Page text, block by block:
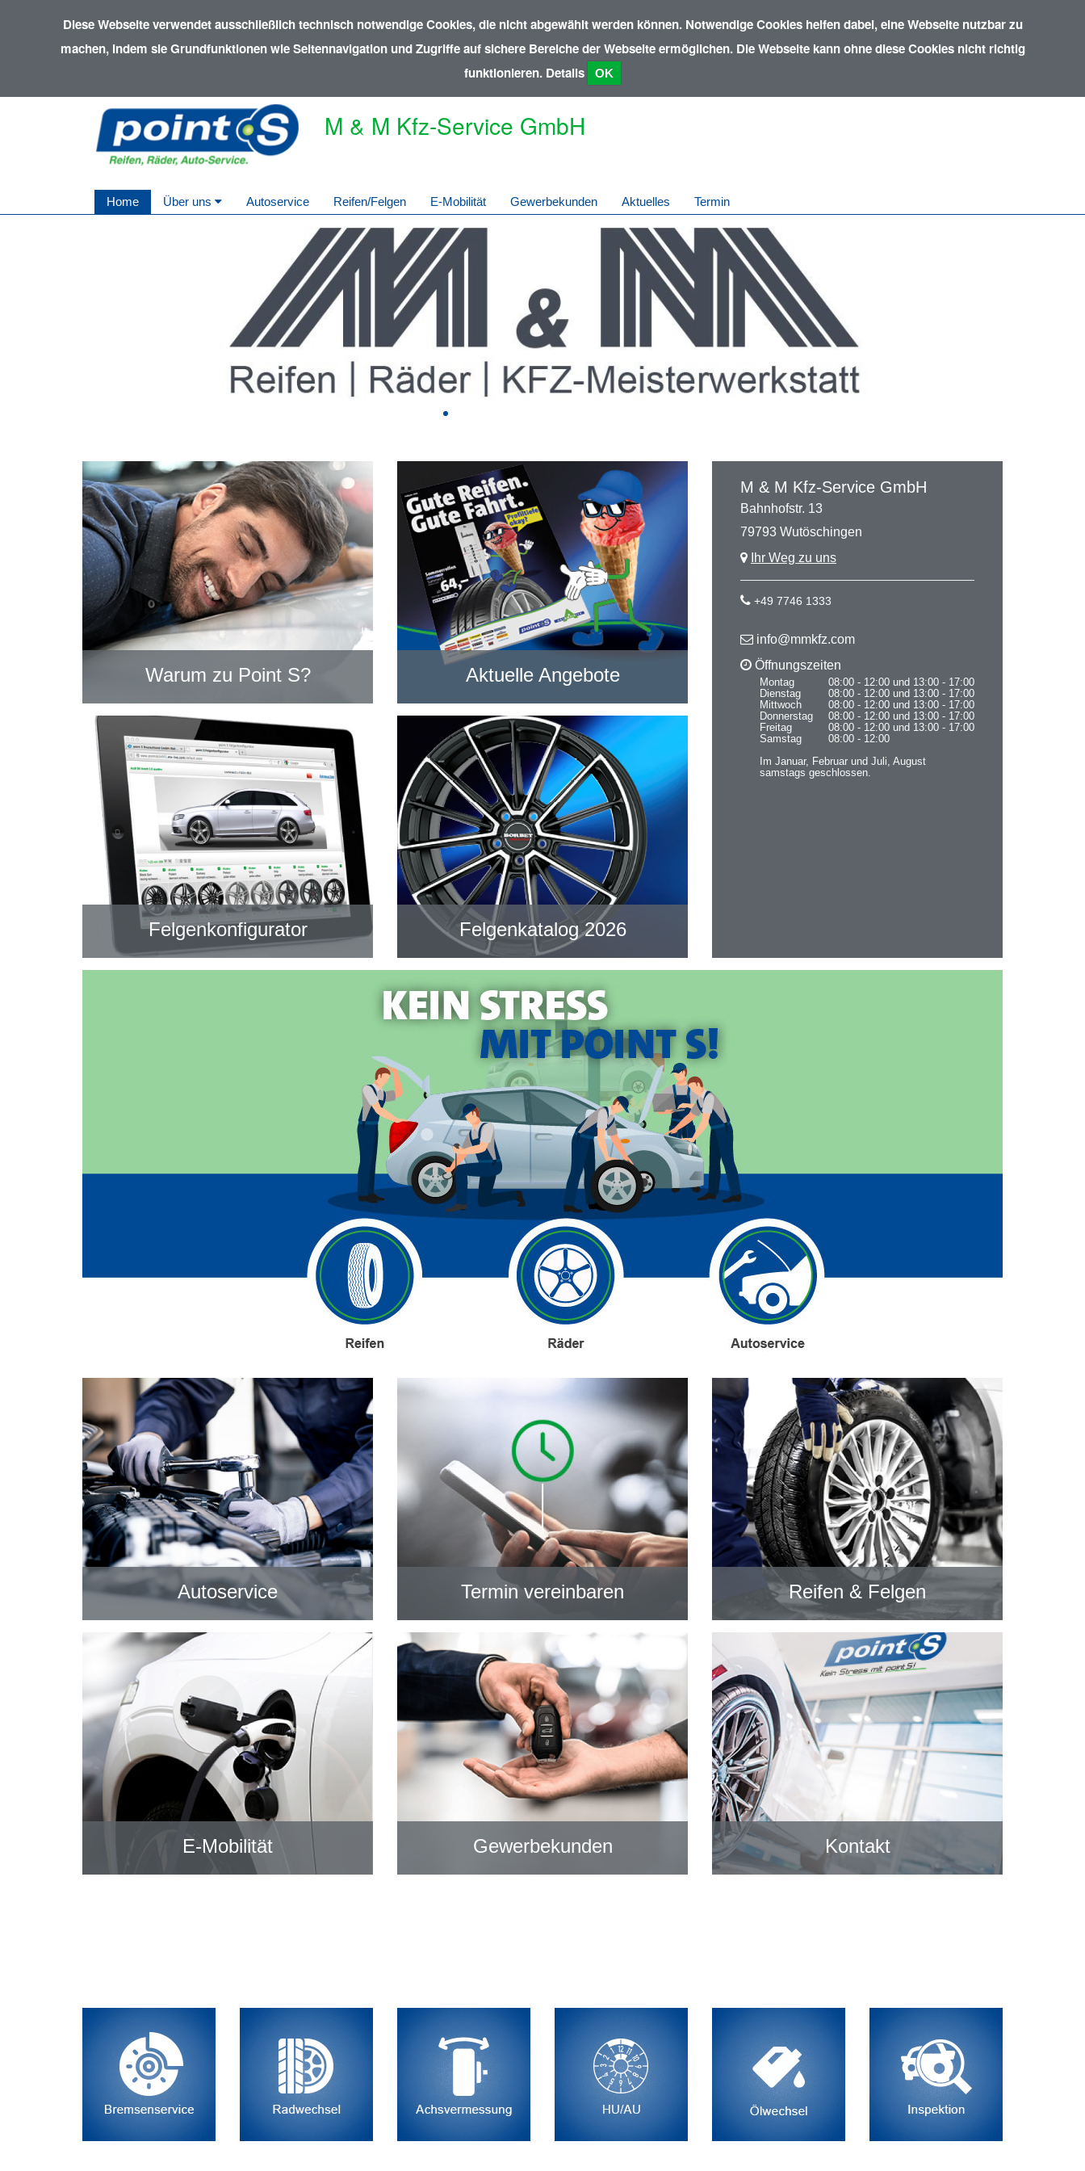
Diese Webseite verwendet ausschließlich technisch notwendige Cookies, die nicht abgewählt werden können. Notwendige Cookies helfen dabei, eine Webseite nutzbar zu
machen, indem sie Grundfunktionen wie Seitennavigation und Zugriffe auf sichere Bereiche der Webseite ermöglichen. Die Webseite kann ohne diese Cookies nicht richtig
funktionieren. Details OK
M & M Kfz-Service GmbH
Home Über uns Autoservice Reifen/Felgen E-Mobilität Gewerbekunden Aktuelles Termin
M & M Kfz-Service GmbH
Bahnhofstr. 13
79793 Wutöschingen
Ihr Weg zu uns
+49 7746 1333
info@mmkfz.com
Öffnungszeiten
Montag
08:00 - 12:00 und 13:00 - 17:00
Dienstag
08:00 - 12:00 und 13:00 - 17:00
Mittwoch
08:00 - 12:00 und 13:00 - 17:00
Donnerstag
08:00 - 12:00 und 13:00 - 17:00
Freitag
08:00 - 12:00 und 13:00 - 17:00
Samstag
08:00 - 12:00
Im Januar, Februar und Juli, August
samstags geschlossen.
Warum zu Point S? Aktuelle Angebote
Felgenkonfigurator Felgenkatalog 2026
Autoservice Termin vereinbaren Reifen & Felgen
E-Mobilität Gewerbekunden Kontakt